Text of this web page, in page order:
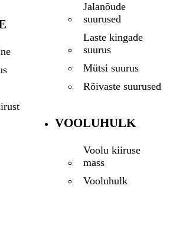
Jalanõude
suurused
Laste kingade
suurus
Mütsi suurus
Rõivaste suurused
VOOLUHULK
Voolu kiiruse
mass
Vooluhulk